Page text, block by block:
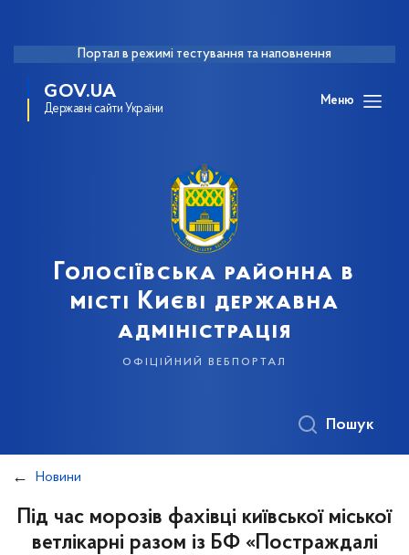
Портал в режимі тестування та наповнення
GOV.UA
Державні сайти України
Меню
Голосіївська районна в
місті Києві державна
адміністрація
офіційний вебпортал
Пошук
Новини
Під час морозів фахівці київської міської
ветлікарні разом із БФ «Постраждалі